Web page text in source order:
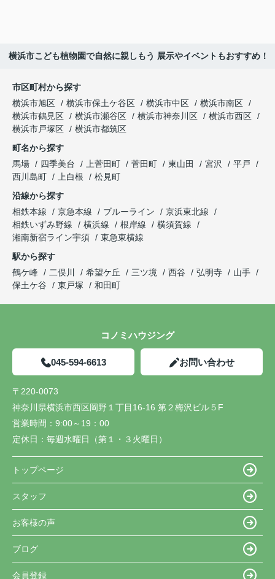
横浜市こども植物園で自然に親しもう 展示やイベントもおすすめ！
市区町村から探す
横浜市旭区
横浜市保土ケ谷区 横浜市中区
横浜市南区
横浜市鶴見区
横浜市瀬谷区 横浜市神奈川区
横浜市西区
横浜市戸塚区
横浜市都筑区
町名から探す
馬場
四季美台 上菅田町 菅田町 東山田 宮沢
平戸
西川島町
上白根
松見町
沿線から探す
相鉄本線
京急本線 ブルーライン
京浜東北線
相鉄いずみ野線
横浜線 根岸線
横須賀線
湘南新宿ライン宇須
東急東横線
駅から探す
鶴ケ峰
二俣川 希望ケ丘 三ツ境 西谷 弘明寺
山手
保土ケ谷
東戸塚 和田町
コノミハウジング
045-594-6613 お問い合わせ
〒220-0073
神奈川県横浜市西区岡野１丁目16-16 第２梅沢ビル５F
営業時間： 9:00～19：00
定休日： 毎週水曜日（第１・３火曜日）
トップページ
スタッフ
お客様の声
ブログ
会員登録